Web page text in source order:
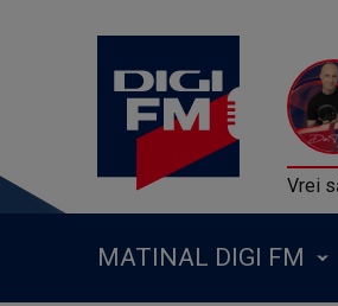
Vrei
MATINAL DIGI FM